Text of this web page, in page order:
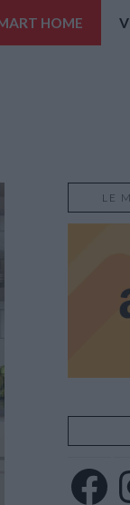
HOME
LE
Facebook